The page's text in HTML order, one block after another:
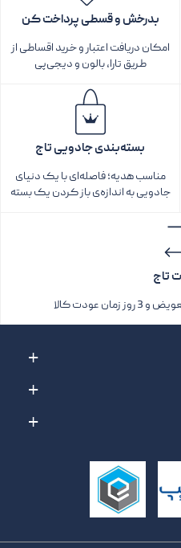
بدرخش و قسطی پرداخت کن
امکان دریافت اعتبار و خرید اقساطی از
طریق تارا، بالون و دیجی‌پی
بسته‌بندی جادویی تاج
مناسب هدیه؛ فاصله‌ای با یک دنیای
جادویی به اندازه‌ی باز کردن یک بسته‌
تاج